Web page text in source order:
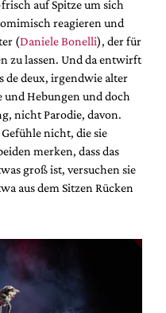
auf Spitze um sich
reagieren und
(Daniele Bonelli), der für
zu lassen. Und da entwirft
de deux, irgendwie alter
Hebungen und doch
nicht Parodie, davon.
nicht, die sie
merken, dass das
groß ist, versuchen sie
aus dem Sitzen Rücken